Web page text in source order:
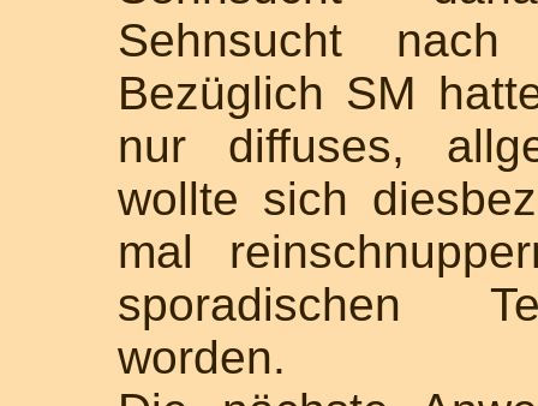
Sehnsucht
Bezüglich SM
nur diffuses,
wollte sich
mal
sporadischen
worden.